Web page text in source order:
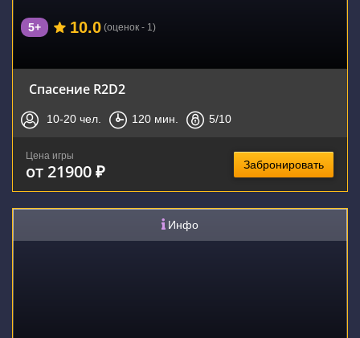
5+ 10.0 (оценок - 1)
Спасение R2D2
10-20 чел. 120 мин. 5/10
Цена игры
от 21900 ₽ Забронировать
Инфо